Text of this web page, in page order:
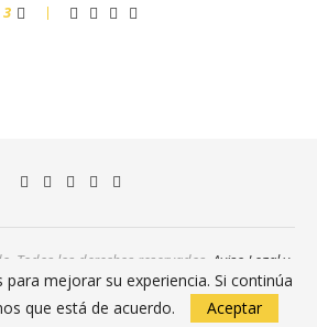
3
Todos los derechos reservados. Aviso Legal y
Política de Privacidad
para mejorar su experiencia. Si continúa
que está de acuerdo.
Aceptar